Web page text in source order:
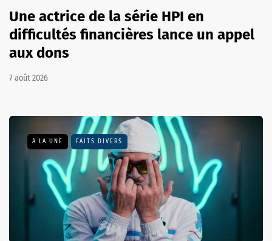
Une actrice de la série HPI en
difficultés financières lance un appel
aux dons
7 août 2026
A LA UNE FAITS DIVERS